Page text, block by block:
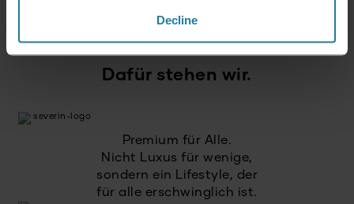
Decline
Dafür stehen wir.
Premium für Alle.
Nicht Luxus für wenige,
sondern ein Lifestyle, der
für alle erschwinglich ist.